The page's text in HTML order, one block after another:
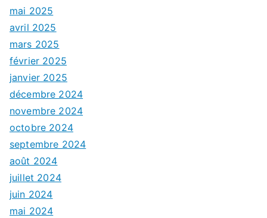
mai 2025
avril 2025
mars 2025
février 2025
janvier 2025
décembre 2024
novembre 2024
octobre 2024
septembre 2024
août 2024
juillet 2024
juin 2024
mai 2024